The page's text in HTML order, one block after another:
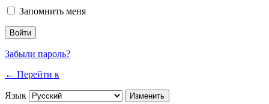
Запомнить меня
Забыли пароль?
← Перейти к
Язык